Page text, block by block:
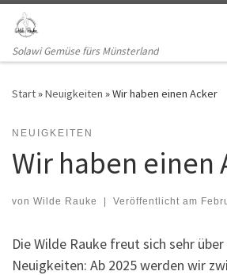
Zum Inhalt springen
Solawi Gemüse fürs Münsterland
Start»Neuigkeiten »Wir haben einen Acker
NEUIGKEITEN
Wir haben einen
von Wilde Rauke | Veröffentlicht am
Die Wilde Rauke freut sich sehr
Neuigkeiten: Ab 2025 werden wir